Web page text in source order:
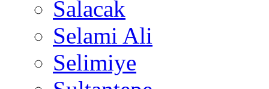
Salacak
Selami Ali
Selimiye